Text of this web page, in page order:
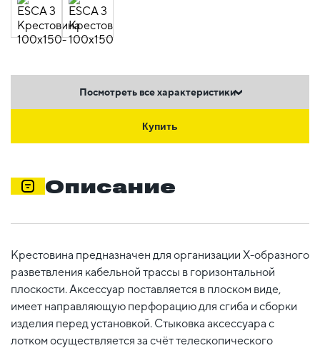
Посмотреть все характеристики
Купить
Описание
Крестовина предназначен для организации X-образного
разветвления кабельной трассы в горизонтальной
плоскости. Аксессуар поставляется в плоском виде,
имеет направляющую перфорацию для сгиба и сборки
изделия перед установкой. Стыковка аксессуара с
лотком осуществляется за счёт телескопического